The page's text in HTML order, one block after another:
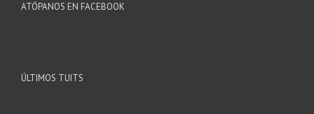
ATÓPANOS EN FACEBOOK
ÚLTIMOS TUITS